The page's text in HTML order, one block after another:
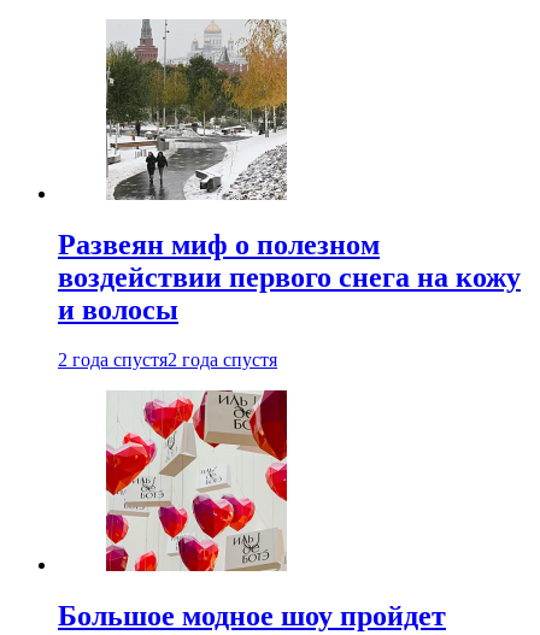
Развеян миф о полезном
воздействии первого снега на кожу
и волосы
2 года спустя2 года спустя
Большое модное шоу пройдет